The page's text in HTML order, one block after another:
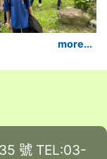
more...
號 TEL:03-